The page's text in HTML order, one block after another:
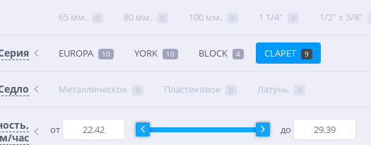
65 мм. 0 80 мм. 0 100 мм. 0 1 1/4" 0 1/2" x 3/8"
EUROPA 10 YORK 10 BLOCK 4 CLAPET 9
Металлическое 0 Пластиковое 0 Латунь 0
час
от до